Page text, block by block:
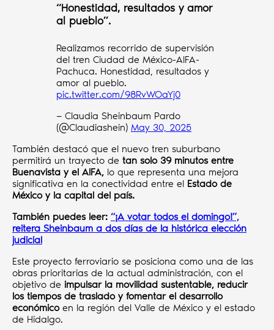
“Honestidad, resultados y amor
al pueblo”.
Realizamos recorrido de supervisión
del tren Ciudad de México-AIFA-
Pachuca. Honestidad, resultados y
amor al pueblo.
pic.twitter.com/98RvWOaYj0
— Claudia Sheinbaum Pardo
(@Claudiashein) May 30, 2025
También destacó que el nuevo tren suburbano
permitirá un trayecto de tan solo 39 minutos entre
Buenavista y el AIFA, lo que representa una mejora
significativa en la conectividad entre el Estado de
México y la capital del país.
También puedes leer: “¡A votar todos el domingo!”,
reitera Sheinbaum a dos días de la histórica elección
judicial
Este proyecto ferroviario se posiciona como una de las
obras prioritarias de la actual administración, con el
objetivo de impulsar la movilidad sustentable, reducir
los tiempos de traslado y fomentar el desarrollo
económicoen la región del Valle de México y el estado
de Hidalgo.